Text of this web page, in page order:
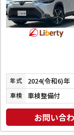
年式 2024(令和6)年
車検 車検整備付
お問い合